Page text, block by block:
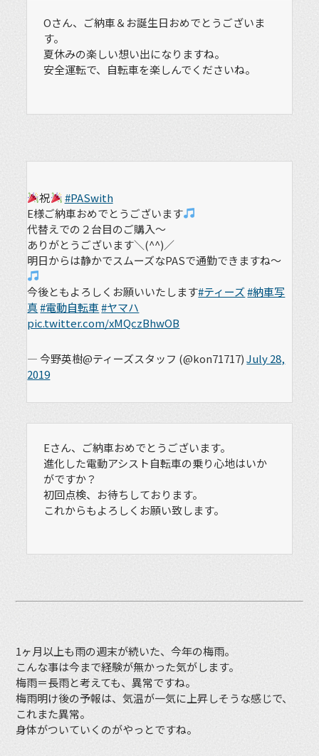
Oさん、ご納車＆お誕生日おめでとうございま
す。
夏休みの楽しい想い出になりますね。
安全運転で、自転車を楽しんでくださいね。
祝
#PASwith
E様ご納車おめでとうございます
代替えでの２台目のご購入～
ありがとうございます＼(^^)／
明日からは静かでスムーズなPASで通勤できますね～
今後ともよろしくお願いいたします#ティーズ#納車写
真#電動自転車#ヤマハ
pic.twitter.com/xMQczBhwOB
— 今野英樹@ティーズスタッフ (@kon71717)July 28,
2019
Eさん、ご納車おめでとうございます。
進化した電動アシスト自転車の乗り心地はいか
がですか？
初回点検、お待ちしております。
これからもよろしくお願い致します。
1ヶ月以上も雨の週末が続いた、今年の梅雨。
こんな事は今まで経験が無かった気がします。
梅雨＝長雨と考えても、異常ですね。
梅雨明け後の予報は、気温が一気に上昇しそうな感じで、
これまた異常。
身体がついていくのがやっとですね。